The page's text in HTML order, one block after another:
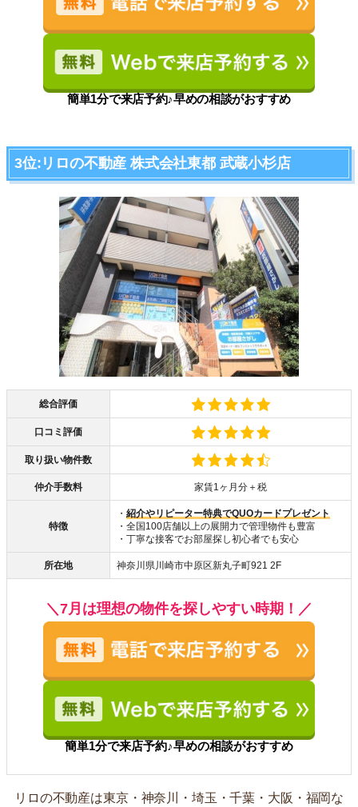
簡単1分で来店予約♪早めの相談がおすすめ
3位:リロの不動産 株式会社東都 武蔵小杉店
総合評価
口コミ評価
取り扱い物件数
仲介手数料 家賃1ヶ月分＋税
特徴
・ 紹介やリピーター特典でQUOカードプレゼント
・全国100店舗以上の展開力で管理物件も豊富
・丁寧な接客でお部屋探し初心者でも安心
所在地 神奈川県川崎市中原区新丸子町921 2F
＼7月は理想の物件を探しやすい時期！／
簡単1分で来店予約♪早めの相談がおすすめ
リロの不動産は東京・神奈川・埼玉・千葉・大阪・福岡な